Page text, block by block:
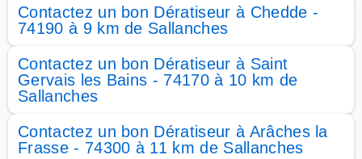
Contactez un bon Dératiseur à Chedde -
74190 à 9 km de Sallanches
Contactez un bon Dératiseur à Saint
Gervais les Bains - 74170 à 10 km de
Sallanches
Contactez un bon Dératiseur à Arâches la
Frasse - 74300 à 11 km de Sallanches